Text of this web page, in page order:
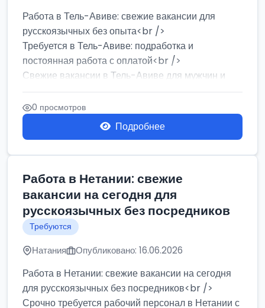
Работа в Тель-Авиве: свежие вакансии для
русскоязычных без опыта<br />
Требуется в Тель-Авиве: подработка и
постоянная работа с оплатой<br />
Свежие вакансии в Тель-Авиве для мужчин и
женщин от хозя...
0 просмотров
Подробнее
Работа в Нетании: свежие
вакансии на сегодня для
русскоязычных без посредников
Требуются
Натания Опубликовано: 16.06.2026
Работа в Нетании: свежие вакансии на сегодня
для русскоязычных без посредников<br />
Срочно требуется рабочий персонал в Нетании с